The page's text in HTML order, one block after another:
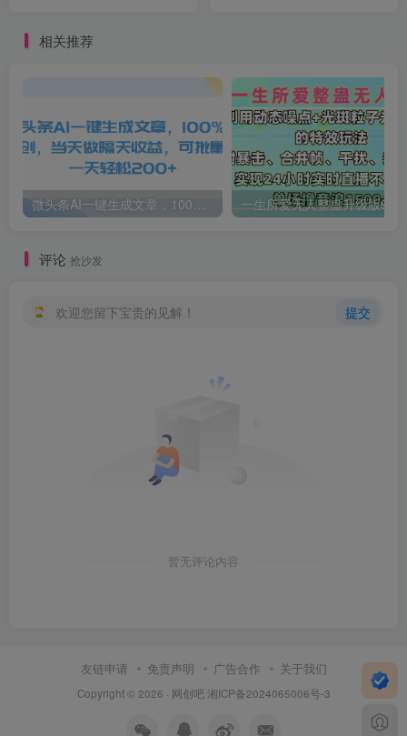
相关推荐
微头条AI一键生成文章，100%过原创，当天做隔天收益，可批量，一天轻松200+
评论 抢沙发
欢迎您留下宝贵的见解！ 提交
暂无评论内容
友链申请 免责声明 广告合作 关于我们
Copyright © 2026 · 网创吧 湘ICP备2024065006号-3